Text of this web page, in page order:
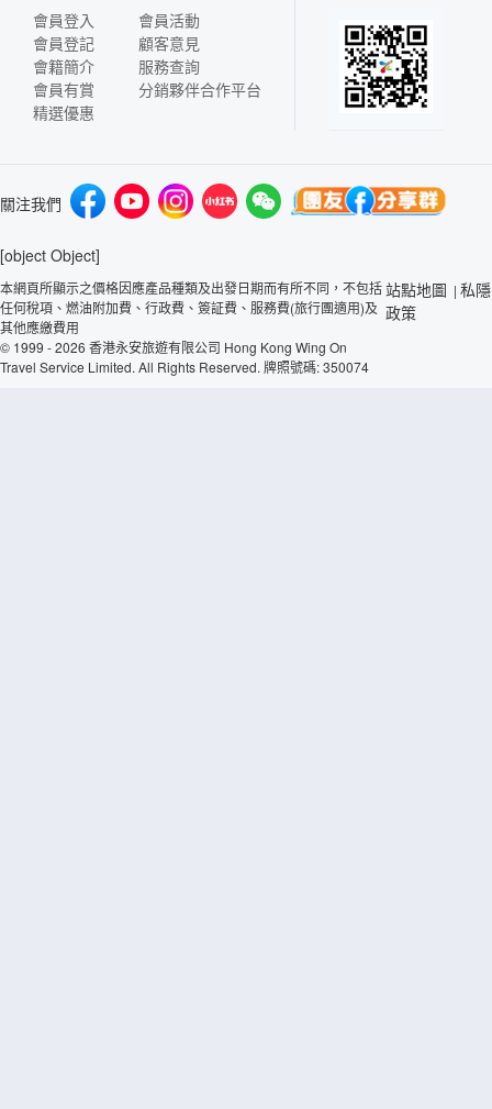
會員登入
會員登記
會籍簡介
會員有賞
精選優惠
會員活動
顧客意見
服務查詢
分銷夥伴合作平台
關注我們
[object Object]
本網頁所顯示之價格因應產品種類及出發日期而有所不同，不包括
任何稅項、燃油附加費、行政費、簽証費、服務費(旅行團適用)及
其他應繳費用
© 1999 - 2026 香港永安旅遊有限公司 Hong Kong Wing On
Travel Service Limited. All Rights Reserved. 牌照號碼: 350074
站點地圖 | 私隱
政策